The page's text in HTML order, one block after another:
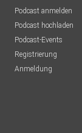
Podcast anmelden
Podcast hochladen
Podcast-Events
Registrierung
Anmeldung